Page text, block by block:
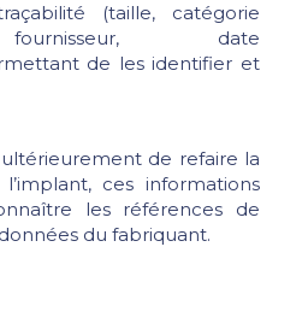
(taille, catégorie
date
de les identifier et
ultérieurement de refaire la
ces informations
les références de
du fabriquant.